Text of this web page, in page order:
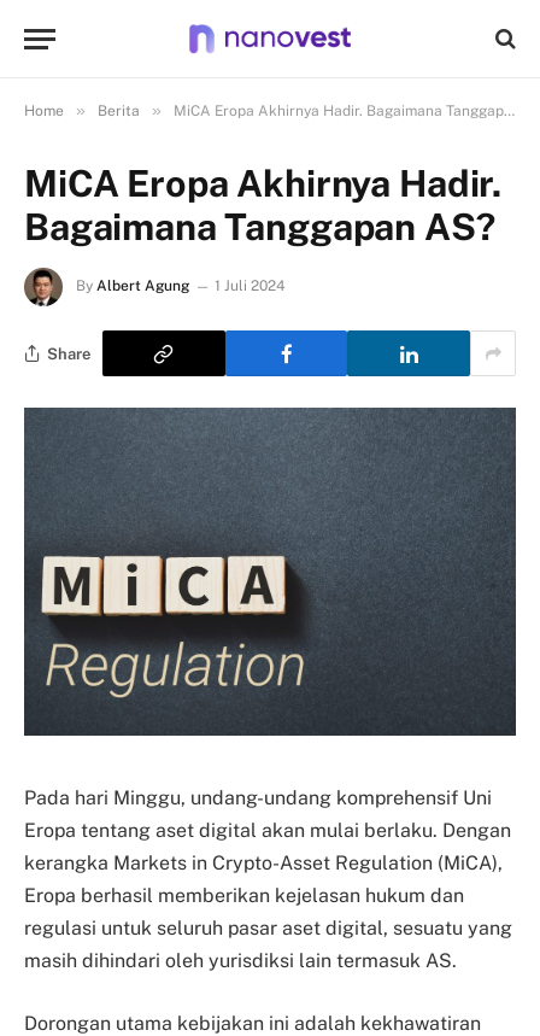
Home » Berita » MiCA Eropa Akhirnya Hadir. Bagaimana Tanggapan AS?
MiCA Eropa Akhirnya Hadir.
Bagaimana Tanggapan AS?
By Albert Agung 1 Juli 2024
Share
Pada hari Minggu, undang-undang komprehensif Uni
Eropa tentang aset digital akan mulai berlaku. Dengan
kerangka Markets in Crypto-Asset Regulation (MiCA),
Eropa berhasil memberikan kejelasan hukum dan
regulasi untuk seluruh pasar aset digital, sesuatu yang
masih dihindari oleh yurisdiksi lain termasuk AS.
Dorongan utama kebijakan ini adalah kekhawatiran